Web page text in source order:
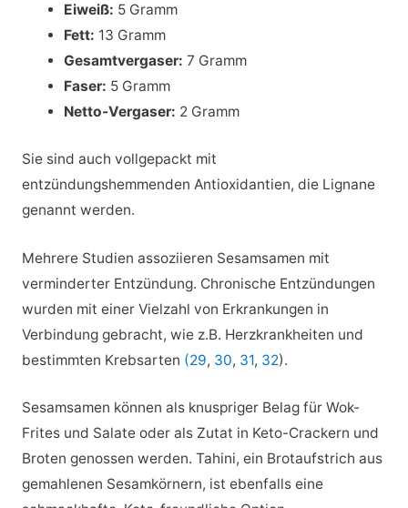
Eiweiß: 5 Gramm
Fett: 13 Gramm
Gesamtvergaser:7 Gramm
Faser: 5 Gramm
Netto-Vergaser: 2 Gramm
Sie sind auch vollgepackt mit
entzündungshemmenden Antioxidantien, die Lignane
genannt werden.
Mehrere Studien assoziieren Sesamsamen mit
verminderter Entzündung. Chronische Entzündungen
wurden mit einer Vielzahl von Erkrankungen in
Verbindung gebracht, wie z.B. Herzkrankheiten und
bestimmten Krebsarten (29, 30, 31, 32).
Sesamsamen können als knuspriger Belag für Wok-
Frites und Salate oder als Zutat in Keto-Crackern und
Broten genossen werden. Tahini, ein Brotaufstrich aus
gemahlenen Sesamkörnern, ist ebenfalls eine